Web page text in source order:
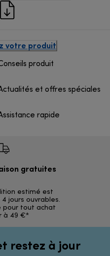
votre produit
produit
et offres spéciales
rapide
gratuites
estimé est
jours ouvrables.
pour tout achat
à 49 €*
restez à jour